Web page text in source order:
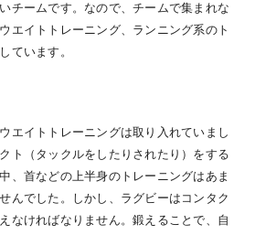
チームです。なので、チームで集まれな
エイトトレーニング、ランニング系のト
ています。
エイトトレーニングは取り入れていまし
ト（タックルをしたりされたり）をする
、首などの上半身のトレーニングはあま
んでした。しかし、ラグビーはコンタク
なければなりません。鍛えることで、自